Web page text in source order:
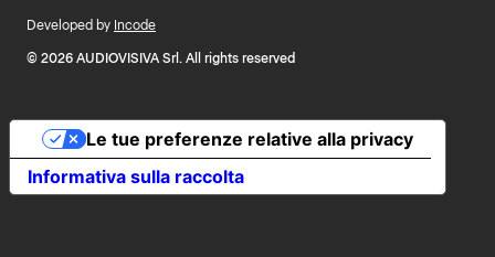
Developed by Incode
© 2026 AUDIOVISIVA Srl. All rights reserved
Informativa sulla raccolta
Le tue preferenze relative alla privacy